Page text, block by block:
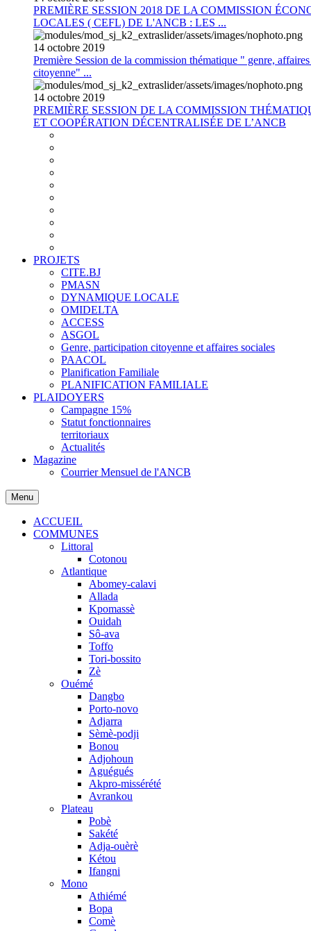
PREMIÈRE SESSION 2018 DE LA COMMISSION
LOCALES ( CEFL) DE L'ANCB : LES ...
14 octobre 2019
Première Session de la commission thématique " genre,
citoyenne" ...
14 octobre 2019
PREMIÈRE SESSION DE LA COMMISSION
ET COOPÉRATION DÉCENTRALISÉE DE L’ANCB
PROJETS
CITE.BJ
PMASN
DYNAMIQUE LOCALE
OMIDELTA
ACCESS
ASGOL
Genre, participation citoyenne et affaires sociales
PAACOL
Planification Familiale
PLANIFICATION FAMILIALE
PLAIDOYERS
Campagne 15%
Statut fonctionnaires
territoriaux
Actualités
Magazine
Courrier Mensuel de l'ANCB
Menu
ACCUEIL
COMMUNES
Littoral
Cotonou
Atlantique
Abomey-calavi
Allada
Kpomassè
Ouidah
Sô-ava
Toffo
Tori-bossito
Zè
Ouémé
Dangbo
Porto-novo
Adjarra
Sèmè-podji
Bonou
Adjohoun
Aguégués
Akpro-missérété
Avrankou
Plateau
Pobè
Sakété
Adja-ouèrè
Kétou
Ifangni
Mono
Athiémé
Bopa
Comè